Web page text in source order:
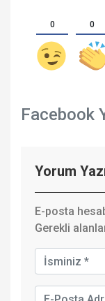
0 0
Facebook
Yorum
E-posta
Gerekli